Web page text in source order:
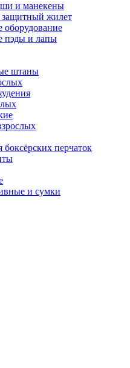
и манекены
защитный жилет
оборудование
пэды и лапы
штаны
боксёрских перчаток
и сумки